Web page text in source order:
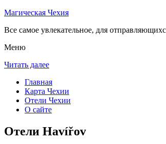
Магическая Чехия
Все самое увлекательное, для
Меню
Читать далее
Главная
Карта Чехии
Отели Чехии
О сайте
Отели Havířov